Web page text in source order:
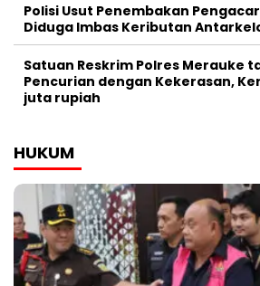
Polisi Usut Penembakan
Diduga Imbas Keributan
Satuan Reskrim Polres Merauke
Pencurian dengan Kekerasan,
juta rupiah
HUKUM